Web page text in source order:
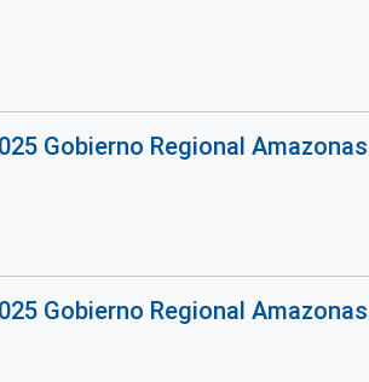
Gobierno Regional Amazonas
Gobierno Regional Amazonas